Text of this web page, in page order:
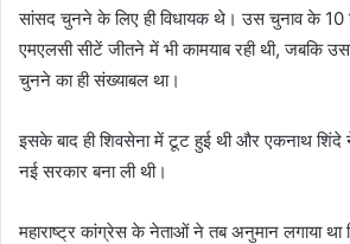
सांसद चुनने के लिए ही विधायक थे। उस चुनाव के 10
एमएलसी सीटें जीतने में भी कामयाब रही थी, जबकि
चुनने का ही संख्याबल था।
इसके बाद ही शिवसेना में टूट हुई थी और एकनाथ
नई सरकार बना ली थी।
महाराष्ट्र कांग्रेस के नेताओं ने तब अनुमान लगाया